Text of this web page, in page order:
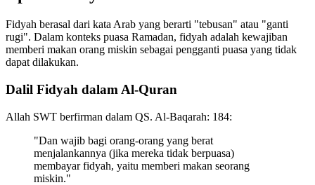
Fidyah berasal dari kata Arab yang berarti "tebusan" atau "ganti
rugi". Dalam konteks puasa Ramadan, fidyah adalah kewajiban
memberi makan orang miskin sebagai pengganti puasa yang tidak
dapat dilakukan.
Dalil Fidyah dalam Al-Quran
Allah SWT berfirman dalam QS. Al-Baqarah: 184:
"Dan wajib bagi orang-orang yang berat
menjalankannya (jika mereka tidak berpuasa)
membayar fidyah, yaitu memberi makan seorang
miskin."